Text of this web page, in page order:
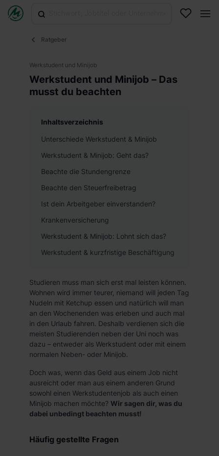
Ratgeber
Werkstudent und Minijob
Werkstudent und Minijob – Das
musst du beachten
Inhaltsverzeichnis
Unterschiede Werkstudent & Minijob
Werkstudent & Minijob: Geht das?
Beachte die Stundengrenze
Beachte den Steuerfreibetrag
Ist dein Arbeitgeber einverstanden?
Krankenversicherung
Werkstudent & Minijob: Lohnt sich das?
Werkstudent & kurzfristige Beschäftigung
Studieren muss man sich erst mal leisten können.
Wohnen wird immer teurer, niemand will jeden Tag
Nudeln mit Ketchup essen und natürlich will man
an den Wochenenden was erleben und auch mal
in den Urlaub fahren. Deshalb verdienen sich die
meisten Studierenden neben der Uni noch was
dazu – entweder als Werkstudent oder mit einem
normalen Neben- oder Minijob.
Doch was, wenn das Geld aus einem Job nicht
ausreicht oder man aus einem anderen Grund
sowohl einen Werkstudentenjob als auch einen
Minijob machen möchte? Wir sagen dir, was du
dabei unbedingt beachten musst!
Häufig gestellte Fragen